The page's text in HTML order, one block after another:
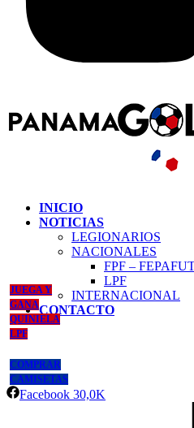
INICIO
NOTICIAS
LEGIONARIOS
NACIONALES
FPF –
LPF
INTERNACIONAL
CONTACTO
JUEGA Y
GANA
QUINIELA
LPF
COMPRAR
CAMISETAS
Facebook 30,0K